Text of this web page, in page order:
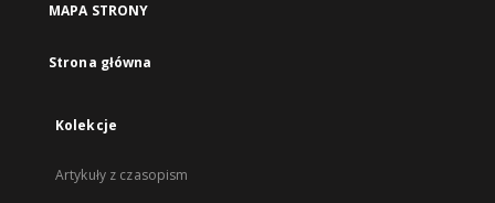
MAPA STRONY
Strona główna
Kolekcje
Artykuły z czasopism